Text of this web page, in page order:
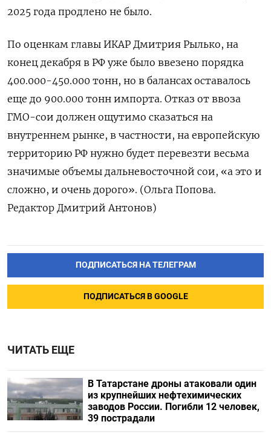
2025 года продлено не было.
По оценкам главы ИКАР Дмитрия Рылько, на
конец декабря в РФ уже было ввезено порядка
400.000-450.000 тонн, но в балансах оставалось
еще до 900.000 тонн импорта. Отказ от ввоза
ГМО-сои должен ощутимо сказаться на
внутреннем рынке, в частности, на европейскую
территорию РФ нужно будет перевезти весьма
значимые объемы дальневосточной сои, «а это и
сложно, и очень дорого». (Ольга Попова.
Редактор Дмитрий Антонов)
ПОДПИСАТЬСЯ НА ТЕЛЕГРАМ
ПОДПИСАТЬСЯ В GOOGLE
ЧИТАТЬ ЕЩЕ
В Татарстане дроны атаковали один
из крупнейших нефтехимических
заводов России. Погибли 12 человек,
39 пострадали